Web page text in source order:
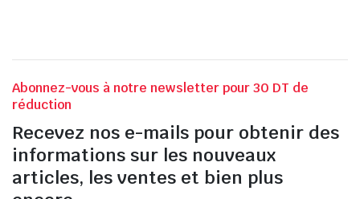
Abonnez-vous à notre newsletter pour 30 DT de
réduction
Recevez nos e-mails pour obtenir des
informations sur les nouveaux
articles, les ventes et bien plus